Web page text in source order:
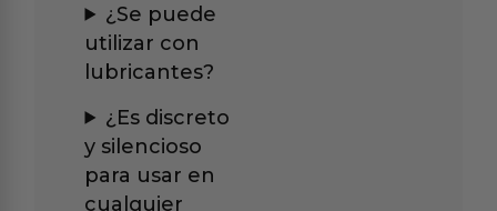
¿Se puede
utilizar con
lubricantes?
¿Es discreto
y silencioso
para usar en
cualquier